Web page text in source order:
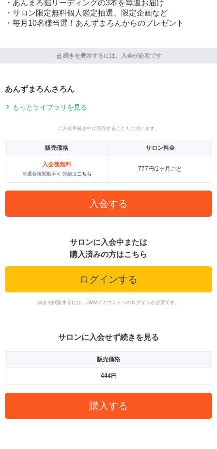
・あんまろ掘リーディングの3本を毎週お届け
・サロン限定無料個人鑑定抽選、限定企画など
・毎月10名様当選！あんずまろんからのプレゼント
続きを表示するには、入会が必要です
あんずまろんさろん
もっとライブラリを見る
ご入会手続き中に完売することもございます。
販売価格 サロン料金
入会後無料
※退会後閲覧不可 詳細はこちら
777円/1ヶ月ごと
入会する
サロンに入会中または
購入済みの方はこちら
ログインする
続きを閲覧するには、DMMアカウントへのログインが必要です。
サロンに入会せず続きを見る
販売価格
444円
購入する